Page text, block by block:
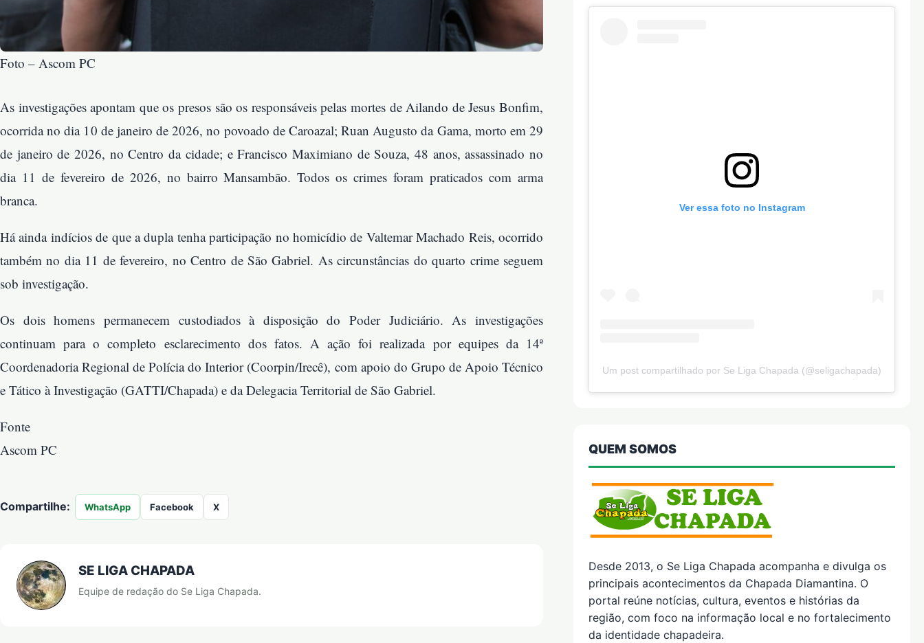
Foto – Ascom PC
As investigações apontam que os presos são os responsáveis pelas mortes de Ailando de Jesus Bonfim,
ocorrida no dia 10 de janeiro de 2026, no povoado de Caroazal; Ruan Augusto da Gama, morto em 29
de janeiro de 2026, no Centro da cidade; e Francisco Maximiano de Souza, 48 anos, assassinado no
dia 11 de fevereiro de 2026, no bairro Mansambão. Todos os crimes foram praticados com arma
branca.
Há ainda indícios de que a dupla tenha participação no homicídio de Valtemar Machado Reis, ocorrido
também no dia 11 de fevereiro, no Centro de São Gabriel. As circunstâncias do quarto crime seguem
sob investigação.
Os dois homens permanecem custodiados à disposição do Poder Judiciário. As investigações
continuam para o completo esclarecimento dos fatos. A ação foi realizada por equipes da 14ª
Coordenadoria Regional de Polícia do Interior (Coorpin/Irecê), com apoio do Grupo de Apoio Técnico
e Tático à Investigação (GATTI/Chapada) e da Delegacia Territorial de São Gabriel.
Fonte
Ascom PC
Compartilhe: WhatsApp Facebook X
SE LIGA CHAPADA
Equipe de redação do Se Liga Chapada.
Ver essa foto no Instagram
Um post compartilhado por Se Liga Chapada (@seligachapada)
QUEM SOMOS
Desde 2013, o Se Liga Chapada acompanha e divulga os
principais acontecimentos da Chapada Diamantina. O
portal reúne notícias, cultura, eventos e histórias da
região, com foco na informação local e no fortalecimento
da identidade chapadeira.